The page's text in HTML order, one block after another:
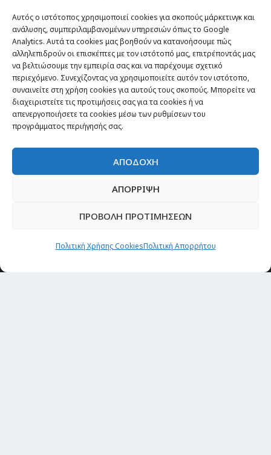
Αυτός ο ιστότοπος χρησιμοποιεί cookies για σκοπούς μάρκετινγκ και
ανάλυσης, συμπεριλαμβανομένων υπηρεσιών όπως το Google
Analytics. Αυτά τα cookies μας βοηθούν να κατανοήσουμε πώς
αλληλεπιδρούν οι επισκέπτες με τον ιστότοπό μας, επιτρέποντάς μας
να βελτιώσουμε την εμπειρία σας και να παρέχουμε σχετικό
περιεχόμενο. Συνεχίζοντας να χρησιμοποιείτε αυτόν τον ιστότοπο,
συναινείτε στη χρήση cookies για αυτούς τους σκοπούς. Μπορείτε να
διαχειριστείτε τις προτιμήσεις σας για τα cookies ή να
απενεργοποιήσετε τα cookies μέσω των ρυθμίσεων του
προγράμματος περιήγησής σας.
ΑΠΟΔΟΧΗ
ΑΠΟΡΡΙΨΗ
ΠΡΟΒΟΛΗ ΠΡΟΤΙΜΗΣΕΩΝ
Πολιτική Χρήσης CookiesΠολιτική Απορρήτου
Passenger στον κόσμο
TRAVEL NEWS
Οργάνωσε το ταξίδι σου
CITY and CULTURE